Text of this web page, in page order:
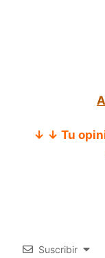
↓ ↓ Tu
Suscribir